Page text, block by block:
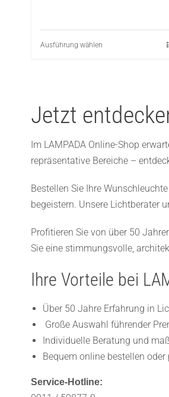
Ausführung wählenDieses
Varianten
auf.
Die
Optionen
auf
der
gewählt
werden
Jetzt
Im LAMPADA Online-Shop
repräsentative Bereiche –
Bestellen Sie Ihre
begeistern. Unsere Lichtberater
Profitieren Sie von über 50
Sie eine stimmungsvolle,
Ihre Vorteile bei
Über 50 Jahre Erfahrung in
Große Auswahl führender
Individuelle Beratung und
Bequem online bestellen
Service-Hotline: